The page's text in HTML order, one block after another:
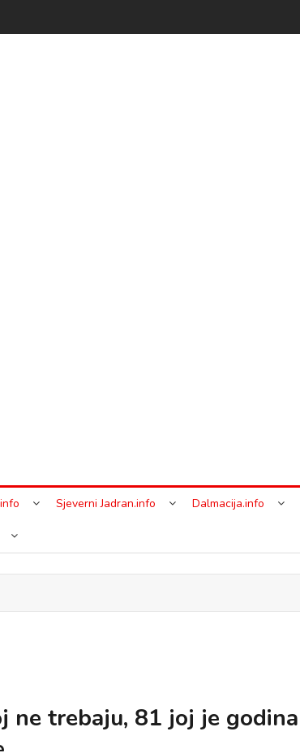
Sjeverni Jadran.info Dalmacija.info
ne trebaju, 81 joj je